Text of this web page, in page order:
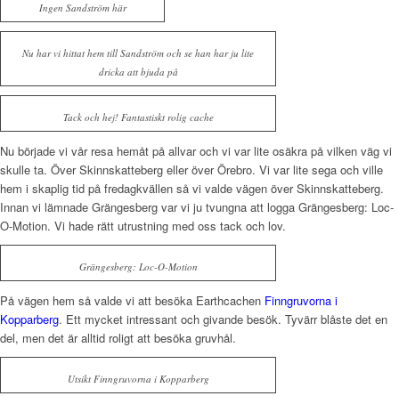
Ingen Sandström här
Nu har vi hittat hem till Sandström och se han har ju lite
dricka att bjuda på
Tack och hej! Fantastiskt rolig cache
Nu började vi vår resa hemåt på allvar och vi var lite osäkra på vilken väg vi
skulle ta. Över Skinnskatteberg eller över Örebro. Vi var lite sega och ville
hem i skaplig tid på fredagkvällen så vi valde vägen över Skinnskatteberg.
Innan vi lämnade Grängesberg var vi ju tvungna att logga Grängesberg: Loc-
O-Motion. Vi hade rätt utrustning med oss tack och lov.
Grängesberg: Loc-O-Motion
På vägen hem så valde vi att besöka Earthcachen Finngruvorna i
Kopparberg. Ett mycket intressant och givande besök. Tyvärr blåste det en
del, men det är alltid roligt att besöka gruvhål.
Utsikt Finngruvorna i Kopparberg